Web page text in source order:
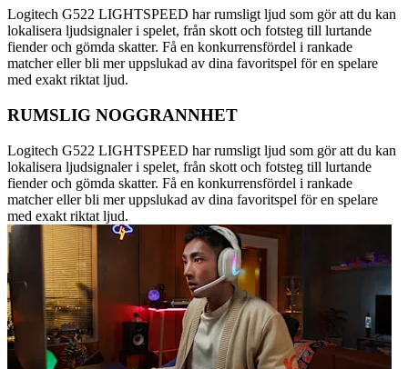
Logitech G522 LIGHTSPEED har rumsligt ljud som gör att du kan
lokalisera ljudsignaler i spelet, från skott och fotsteg till lurtande
fiender och gömda skatter. Få en konkurrensfördel i rankade
matcher eller bli mer uppslukad av dina favoritspel för en spelare
med exakt riktat ljud.
RUMSLIG NOGGRANNHET
Logitech G522 LIGHTSPEED har rumsligt ljud som gör att du kan
lokalisera ljudsignaler i spelet, från skott och fotsteg till lurtande
fiender och gömda skatter. Få en konkurrensfördel i rankade
matcher eller bli mer uppslukad av dina favoritspel för en spelare
med exakt riktat ljud.